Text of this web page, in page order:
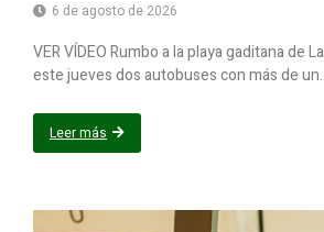
6 de agosto de 2026
VER VÍDEO Rumbo a la playa gaditana de
este jueves dos autobuses con más de
Leer más